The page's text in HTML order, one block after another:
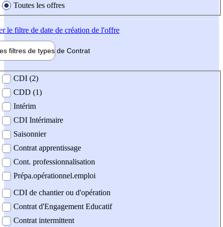
Toutes les offres
le filtre de date de création de l'offre
filtres de types de Contrat
contrat
CDI (2)
CDD (1)
Intérim
CDI Intérimaire
Saisonnier
Contrat apprentissage
Cont. professionnalisation
Prépa.opérationnel.emploi
CDI de chantier ou d'opération
Contrat d'Engagement Educatif
Contrat intermittent